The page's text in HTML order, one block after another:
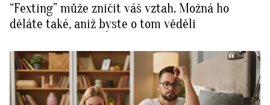
“Fexting” může zničit váš vztah. Možná ho
děláte také, aniž byste o tom věděli